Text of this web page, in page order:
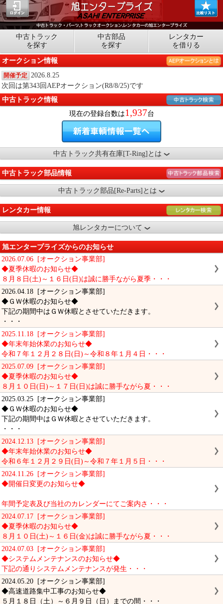
中古トラック
を探す
中古部品
を探す
レンタカー
を借りる
オークション情報
開催予定
2026.8.25
次回は第343回AEPオークション(R8/8/25)です
中古トラック情報
現在の登録台数は1,937台
中古トラック共有在庫[T-Ring]とは
中古トラック部品情報
中古トラック部品[Re-Parts]とは
レンタカー情報
旭レンタカーについて
旭エンタープライズからのお知らせ
2026.07.06 [オークション事業部]
◆夏季休暇のお知らせ◆
８月８日(土)～１６日(日)は誠に勝手ながら夏季・・・
2026.04.18 [オークション事業部]
◆ＧＷ休暇のお知らせ◆
下記の期間中はＧＷ休暇とさせていただきます。
・・・
2025.11.18 [オークション事業部]
◆年末年始休業のお知らせ◆
令和７年１２月２８日(日)～令和８年１月４日・・・
2025.07.09 [オークション事業部]
◆夏季休暇のお知らせ◆
８月１０日(日)～１７日(日)は誠に勝手ながら夏・・・
2025.03.25 [オークション事業部]
◆ＧＷ休暇のお知らせ◆
下記の期間中はＧＷ休暇とさせていただきます。
・・・
2024.12.13 [オークション事業部]
◆年末年始休業のお知らせ◆
令和６年１２月２９日(日)～令和７年１月５日・・・
2024.11.26 [オークション事業部]
◆開催日変更のお知らせ◆
年間予定表及び当社のカレンダーにてご案内さ・・・
2024.07.17 [オークション事業部]
◆夏季休暇のお知らせ◆
８月１０日(土)～１６日(金)は誠に勝手ながら夏・・・
2024.07.03 [オークション事業部]
◆システムメンテナンスのお知らせ◆
下記の通りシステムメンテナンスが発生・・・
2024.05.20 [オークション事業部]
◆高速道路集中工事のお知らせ◆
５月１８日（土）～６月９日（日）までの間・・・